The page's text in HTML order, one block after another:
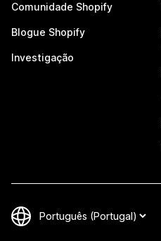
Comunidade Shopify
Blogue Shopify
Investigação